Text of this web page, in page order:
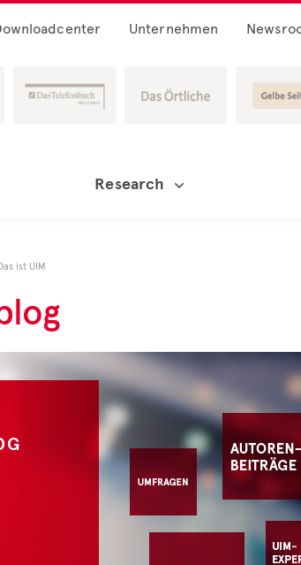
Unternehmen
Research
ist UIM